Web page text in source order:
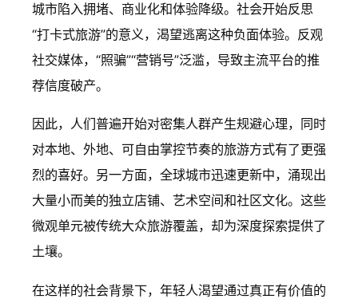
城市陷入拥堵、商业化和体验降级。社会开始反思
“打卡式旅游”的意义，渴望逃离这种负面体验。反观
社交媒体，“照骗”“营销号”泛滥，导致主流平台的推
荐信度破产。
因此，人们普遍开始对密集人群产生规避心理，同时
对本地、外地、可自由掌控节奏的旅游方式有了更强
烈的喜好。另一方面，全球城市迅速更新中，涌现出
大量小而美的独立店铺、艺术空间和社区文化。这些
微观单元被传统大众旅游覆盖，却为深度探索提供了
土壤。
在这样的社会背景下，年轻人渴望通过真正有价值的